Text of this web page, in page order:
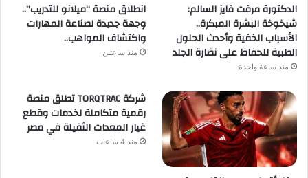
الدكتورة مرفت فايز السالم:
شيخوخة البشرة المبكرة..
الأسباب الخفية وأحدث الحلول
الطبية للحفاظ على نضارة الجلد
منذ ساعة واحدة
انطلاق منصة “ميلانو للتدريب”..
وجهة جديدة لصناعة المهارات
واكتشاف المواهب..
منذ ساعتين
شركة TORQTRAC تطلق منصة
رقمية متكاملة لخدمات وقطع
غيار المعدات الثقيلة في مصر
منذ 4 ساعات